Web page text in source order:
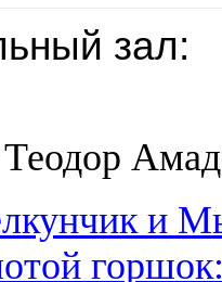
зал:
и